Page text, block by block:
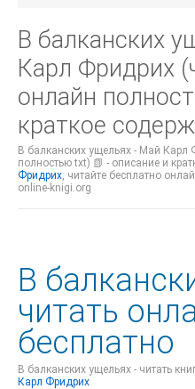
В балканских
Карл Фридрих
онлайн
краткое
В балканских ущельях - Май Карл
полностью txt) 📗 - описание и
Фридрих , читайте бесплатно
online-knigi.org
В
читать
бесплатно
В балканских ущельях - читать
Карл Фридрих